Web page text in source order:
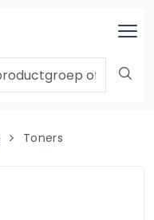
Toners